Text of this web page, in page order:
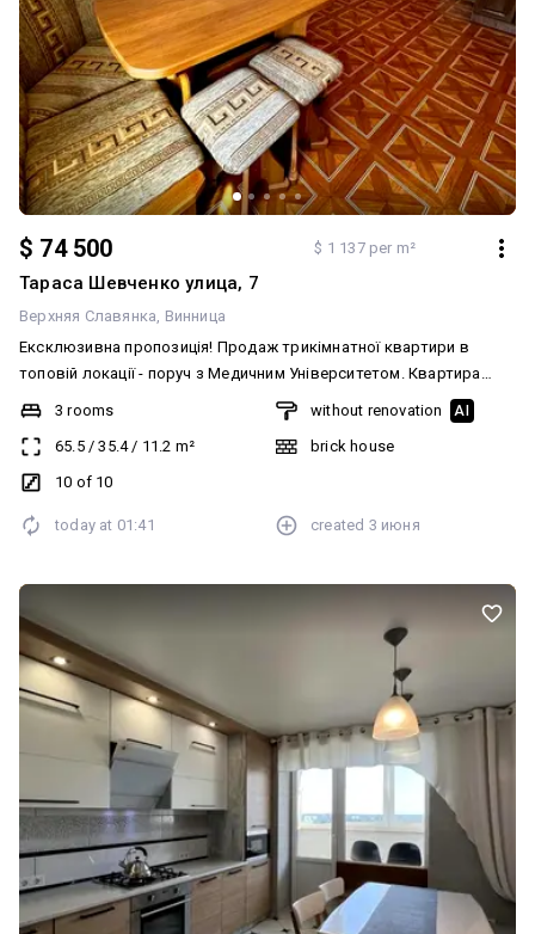
$ 74 500 $ 1 137 per m²
Тараса Шевченко улица, 7
Верхняя Славянка Винница
Ексклюзивна пропозиція! Продаж трикімнатної квартири в
топовій локації - поруч з Медичним Університетом. Квартира
розташована в цегляному будинку покращеного планування. В
квартирі є три роздільних кімнати, суміжний санвузол, два
засклених балкона. Простора кухня 11м2, широкий коридор.
Квартира не кутова і дуже тепла, планування на дві сторони.
вдала, поруч все необхідне. Зручна транспортна розвязка в
перегляд!
3 rooms
65.5/35.4/ 11.2 m²
10 of 10
without renovation AI
brick house
today at 01:41 created 3 июня